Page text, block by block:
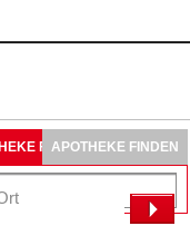
FINDEN
APOTHEKE FINDEN